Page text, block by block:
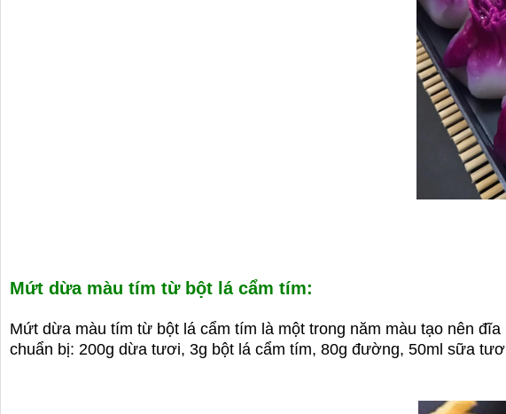
Mứt dừa màu tím từ bột lá cẩm tím:
Mứt dừa màu tím từ bột lá cẩm tím là một trong năm màu tạo nên
chuẩn bị: 200g dừa tươi, 3g bột lá cẩm tím, 80g đường, 50ml sữa